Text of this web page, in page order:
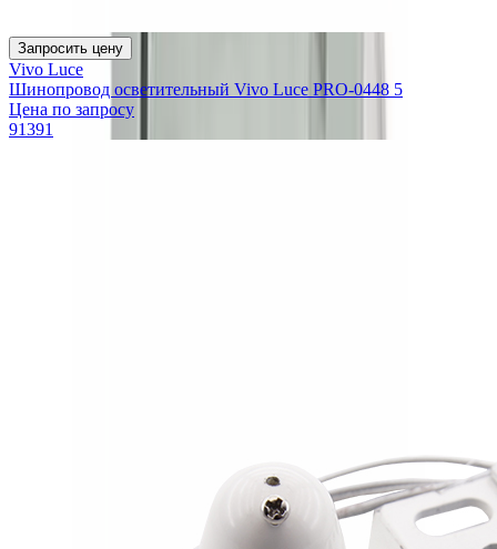
Запросить цену
Vivo Luce
Шинопровод осветительный Vivo Luce PRO-0448 5
Цена по запросу
91391